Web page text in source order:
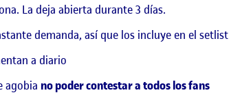
La deja abierta durante 3 días.
demanda, así que los incluye en el setlist
a diario
agobia no podercontestar a todos los fans